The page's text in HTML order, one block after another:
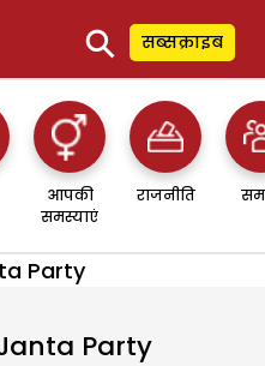
⚲ सब्सक्राइब
आपकी
समस्याएं
राजनीति
Party
Party